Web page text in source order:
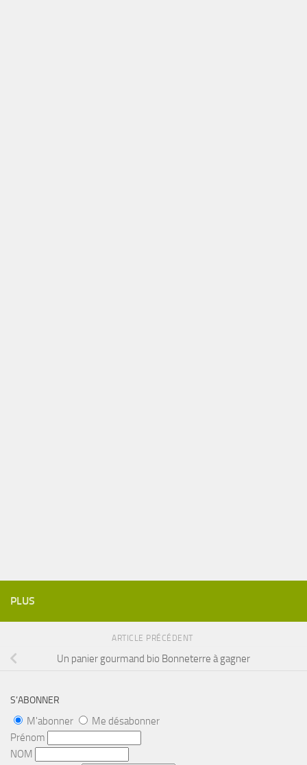
PLUS
ARTICLE PRÉCÉDENT
Un panier gourmand bio Bonneterre à gagner
S’ABONNER
M'abonner
Me désabonner
Prénom
NOM